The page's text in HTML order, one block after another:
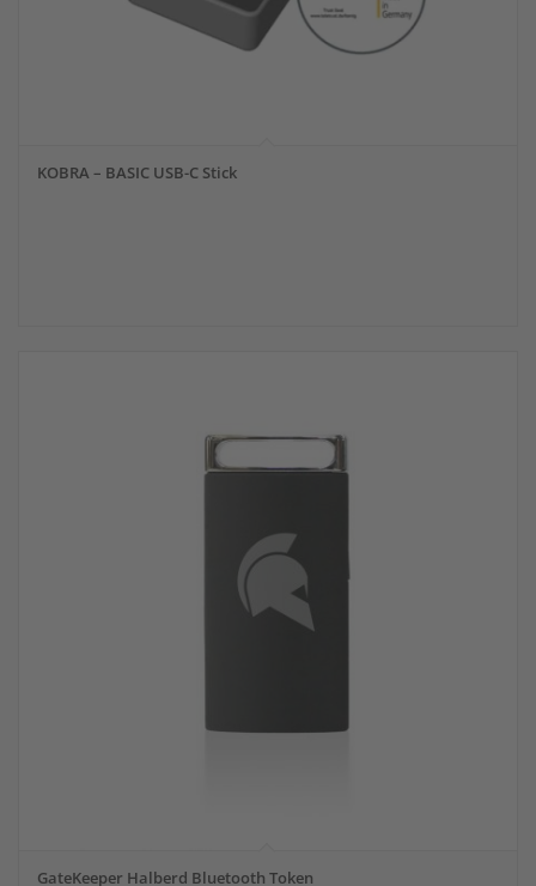
KOBRA – BASIC USB-C Stick
GateKeeper Halberd Bluetooth Token